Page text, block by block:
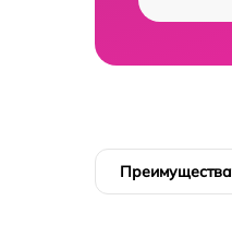
Преимущества